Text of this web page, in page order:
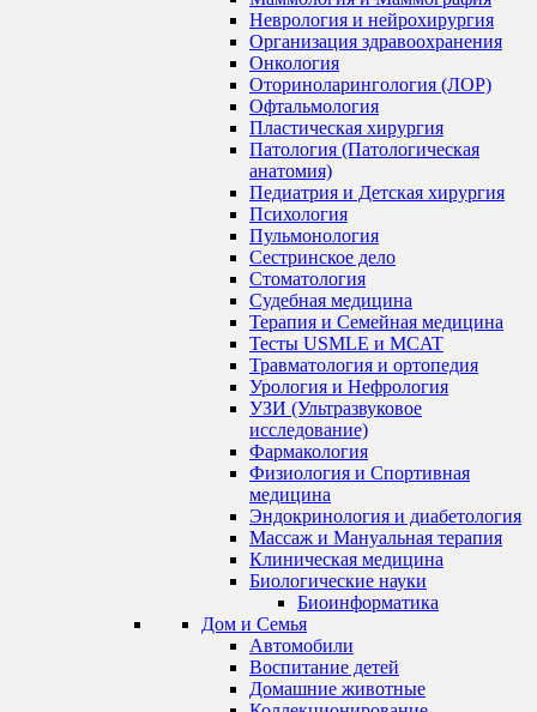
Неврология и нейрохирургия
Организация здравоохранения
Онкология
Оториноларингология (ЛОР)
Офтальмология
Пластическая хирургия
Патология (Патологическая
анатомия)
Педиатрия и Детская хирургия
Психология
Пульмонология
Сестринское дело
Стоматология
Судебная медицина
Терапия и Семейная медицина
Тесты USMLE и MCAT
Травматология и ортопедия
Урология и Нефрология
УЗИ (Ультразвуковое
исследование)
Фармакология
Физиология и Спортивная
медицина
Эндокринология и диабетология
Массаж и Мануальная терапия
Клиническая медицина
Биологические науки
Биоинформатика
Дом и Семья
Автомобили
Воспитание детей
Домашние животные